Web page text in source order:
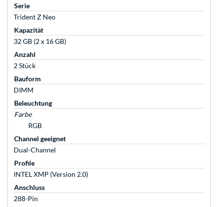
Serie
Trident Z Neo
Kapazität
32 GB (2 x 16 GB)
Anzahl
2 Stück
Bauform
DIMM
Beleuchtung
Farbe
RGB
Channel geeignet
Dual-Channel
Profile
INTEL XMP (Version 2.0)
Anschluss
288-Pin